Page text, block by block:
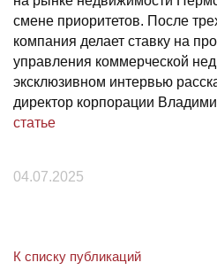
смене приоритетов. После
компания делает ставку на
управления коммерческой
эксклюзивном интервью
директор корпорации
статье
04.07.2025
К списку публикаций